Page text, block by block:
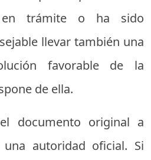
en trámite o ha sido
llevar también una
favorable de la
de ella.
documento original a
autoridad oficial. Si